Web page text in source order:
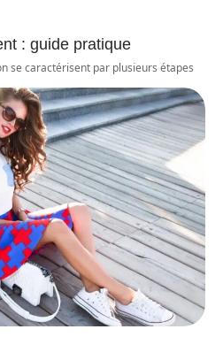
: guide pratique
se caractérisent par plusieurs étapes